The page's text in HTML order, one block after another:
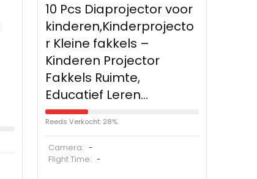
10 Pcs Diaprojector voor
kinderen,Kinderprojecto
r Kleine fakkels –
Kinderen Projector
Fakkels Ruimte,
Educatief Leren…
Reeds Verkocht: 28%
Camera: -
Flight Time: -